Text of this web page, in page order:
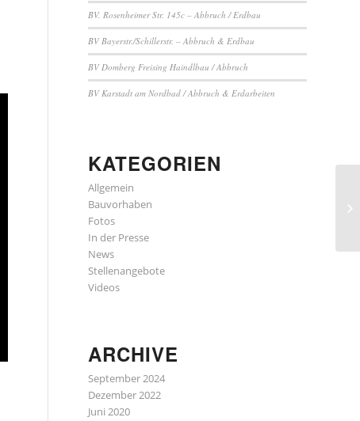
BV. Rosenheimer Str. 145c – Abbruch / Erdbau
BV Bayerstr./Schillerstr. – Abbruch & Erdbau
BV Domberg Freising Haindlbau / Abbruch
BV Karstadt am Nordbad / Abbruch & Erdarbeiten
KATEGORIEN
Allgemein
Bauvorhaben
Fotos
In der Presse
News
Stellenangebote
Videos
ARCHIVE
September 2024
Dezember 2022
Juni 2020